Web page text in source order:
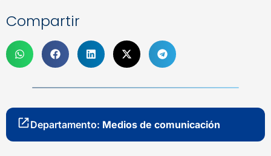
Compartir
Departamento: Medios de comunicación